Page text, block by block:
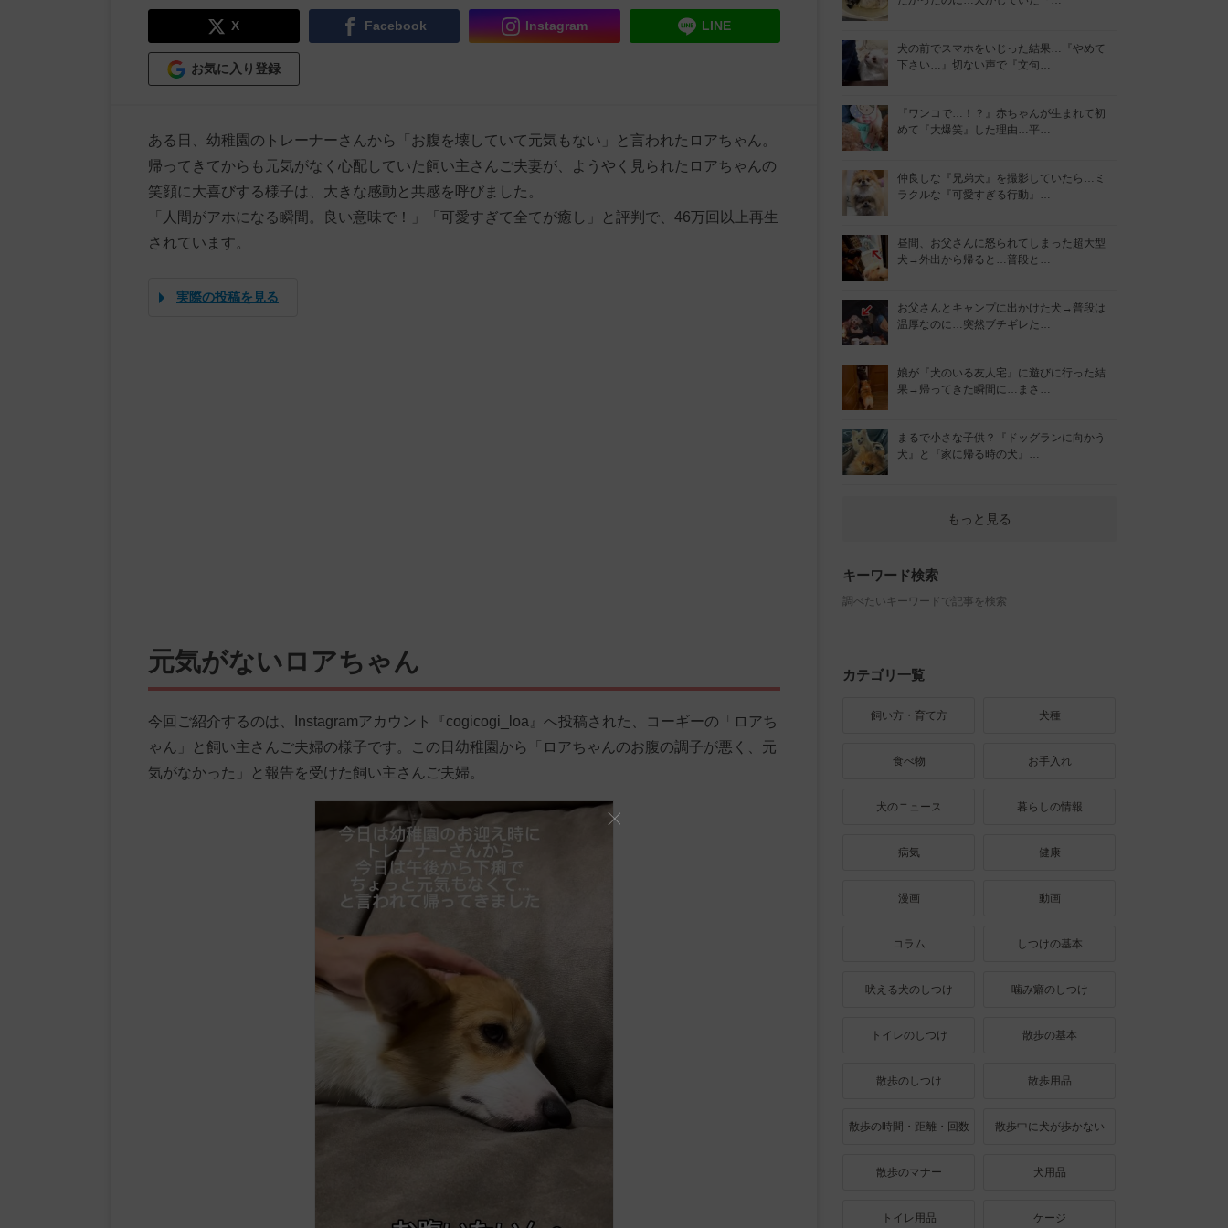
X Facebook Instagram LINE
お気に入り登録
ある日、幼稚園のトレーナーさんから「お腹を壊していて元気もない」と言われたロアちゃん。
帰ってきてからも元気がなく心配していた飼い主さんご夫妻が、ようやく見られたロアちゃんの
笑顔に大喜びする様子は、大きな感動と共感を呼びました。
「人間がアホになる瞬間。良い意味で！」「可愛すぎて全てが癒し」と評判で、46万回以上再生
されています。
実際の投稿を見る
元気がないロアちゃん
今回ご紹介するのは、Instagramアカウント『cogicogi_loa』へ投稿された、コーギーの「ロアち
ゃん」と飼い主さんご夫婦の様子です。この日幼稚園から「ロアちゃんのお腹の調子が悪く、元
気がなかった」と報告を受けた飼い主さんご夫婦。
犬の前でスマホをいじった結果…『やめて
下さい…』切ない声で『文句…
『ワンコで…！？』赤ちゃんが生まれて初
めて『大爆笑』した理由…平…
仲良しな『兄弟犬』を撮影していたら…ミ
ラクルな『可愛すぎる行動』…
昼間、お父さんに怒られてしまった超大型
犬→外出から帰ると…普段と…
お父さんとキャンプに出かけた犬→普段は
温厚なのに…突然ブチギレた…
娘が『犬のいる友人宅』に遊びに行った結
果→帰ってきた瞬間に…まさ…
まるで小さな子供？『ドッグランに向かう
犬』と『家に帰る時の犬』…
もっと見る
キーワード検索
調べたいキーワードで記事を検索
カテゴリ一覧
飼い方・育て方 犬種
食べ物 お手入れ
犬のニュース 暮らしの情報
病気 健康
漫画 動画
コラム しつけの基本
吠える犬のしつけ 噛み癖のしつけ
トイレのしつけ 散歩の基本
散歩のしつけ 散歩用品
散歩の時間・距離・回数 散歩中に犬が歩かない
散歩のマナー 犬用品
トイレ用品 ケージ